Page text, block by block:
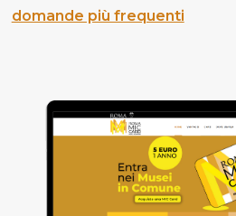
domande più frequenti